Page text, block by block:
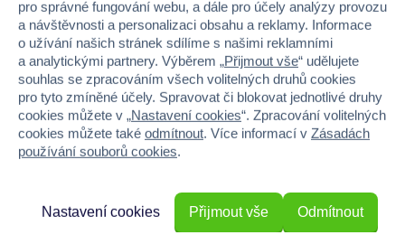
Skladem
79 Kč Do košíku
Expedujeme dle aktuálních zásob
pro správné fungování webu, a dále pro účely analýzy provozu
a návštěvnosti a personalizaci obsahu a reklamy. Informace
o užívání našich stránek sdílíme s našimi reklamními
a analytickými partnery. Výběrem „Přijmout vše“ udělujete
souhlas se zpracováním všech volitelných druhů cookies
pro tyto zmíněné účely. Spravovat či blokovat jednotlivé druhy
cookies můžete v „Nastavení cookies“. Zpracování volitelných
cookies můžete také odmítnout. Více informací v Zásadách
používání souborů cookies.
Odmítnout
Nastavení cookies Přijmout vše